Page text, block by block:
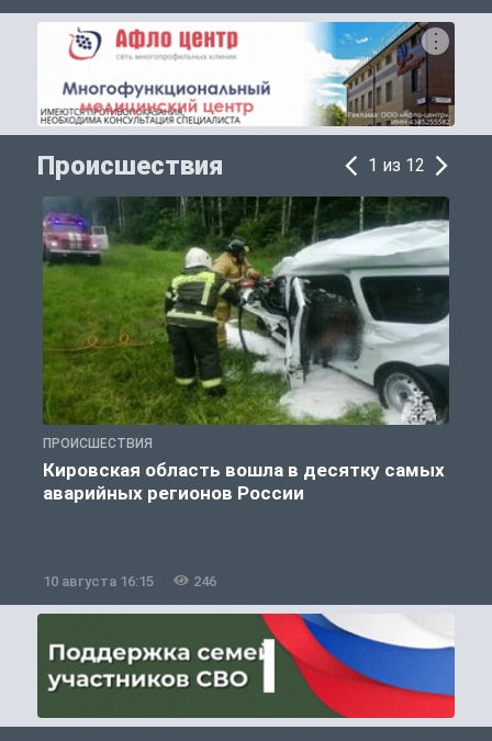
Происшествия 1 из 12
ПРОИСШЕСТВИЯ
Кировская область вошла в десятку самых
аварийных регионов России
10 августа 16:15 246